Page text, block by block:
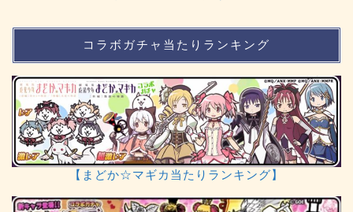
コラボガチャ当たりランキング
【まどか☆マギカ当たりランキング】